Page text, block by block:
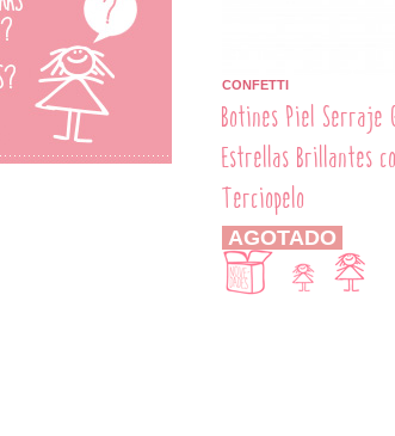
CONFETTI
Botines Piel Serraje
Estrellas Brillantes
Terciopelo
AGOTADO